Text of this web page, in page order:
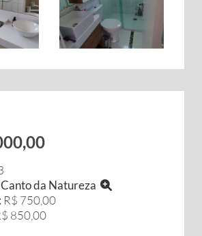
da Natureza
R$ 750,00
850,00